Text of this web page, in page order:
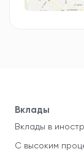
Вклады
Вклады в
С высоким